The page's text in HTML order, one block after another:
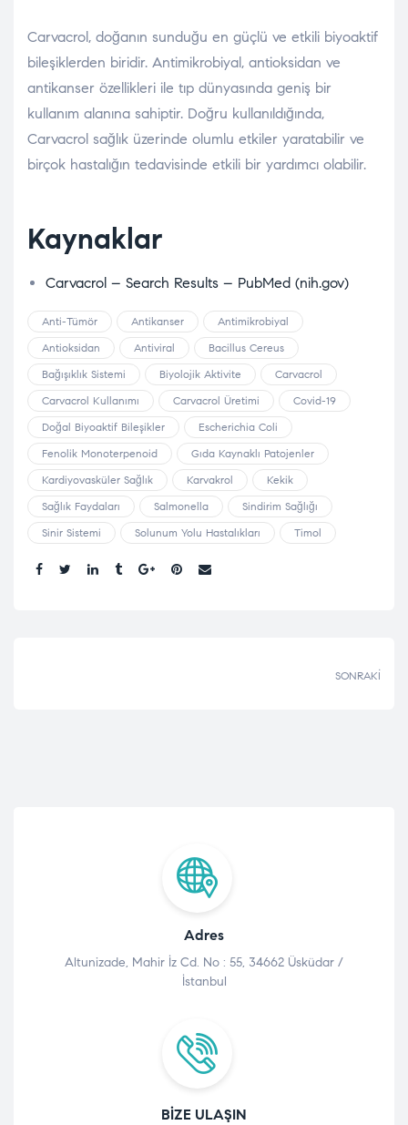
Carvacrol, doğanın sunduğu en güçlü ve etkili biyoaktif
bileşiklerden biridir. Antimikrobiyal, antioksidan ve
antikanser özellikleri ile tıp dünyasında geniş bir
kullanım alanına sahiptir. Doğru kullanıldığında,
Carvacrol sağlık üzerinde olumlu etkiler yaratabilir ve
birçok hastalığın tedavisinde etkili bir yardımcı olabilir.
Kaynaklar
Carvacrol – Search Results – PubMed (nih.gov)
Anti-Tümör Antikanser
Antimikrobiyal
Antioksidan
Antiviral
Bacillus Cereus
Bağışıklık Sistemi
Biyolojik Aktivite
Carvacrol
Carvacrol Kullanımı
Carvacrol Üretimi
Covid-19
Doğal Biyoaktif Bileşikler
Escherichia Coli
Fenolik Monoterpenoid
Gıda Kaynaklı Patojenler
Kardiyovasküler Sağlık
Karvakrol
Kekik
Sağlık Faydaları
Salmonella
Sindirim Sağlığı
Sinir Sistemi
Solunum Yolu Hastalıkları Timol
Paylaşmak:
SONRAKI
Adres
Altunizade, Mahir İz Cd. No : 55, 34662 Üsküdar /
İstanbul
BIZE ULAŞIN